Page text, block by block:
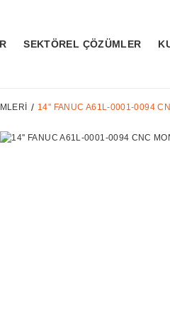
SEKTÖREL ÇÖZÜMLER
14'' FANUC A61L-0001-0094